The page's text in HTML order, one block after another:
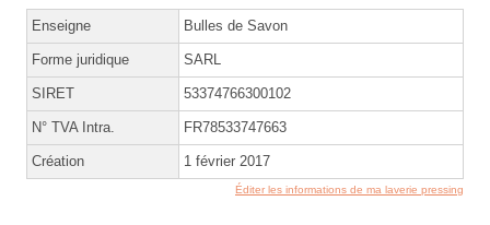
Enseigne Bulles de Savon
Forme juridique SARL
SIRET 53374766300102
N° TVA Intra. FR78533747663
Création 1 février 2017
Éditer les informations de ma laverie pressing